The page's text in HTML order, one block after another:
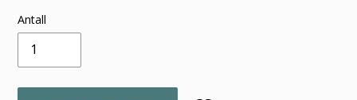
Antall